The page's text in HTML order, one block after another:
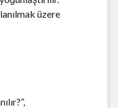
üzere